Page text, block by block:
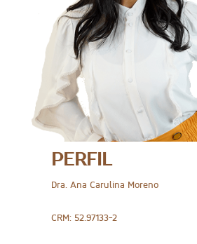
PERFIL
Dra. Ana Carulina Moreno
CRM: 52.97133-2